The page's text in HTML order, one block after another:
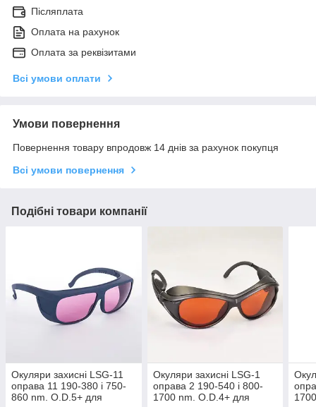
Післяплата
Оплата на рахунок
Оплата за реквізитами
Всі умови оплати
Умови повернення
Повернення товару впродовж 14 днів за рахунок покупця
Всі умови повернення
Подібні товари компанії
Окуляри захисні LSG-11
оправа 11 190-380 і 750-
860 nm. O.D.5+ для
Окуляри захисні LSG-1
оправа 2 190-540 і 800-
1700 nm. O.D.4+ для